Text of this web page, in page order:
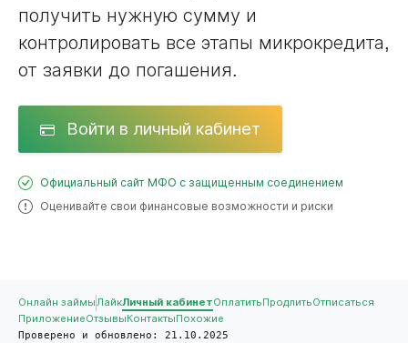
получить нужную сумму и
контролировать все этапы микрокредита,
от заявки до погашения.
Войти в личный кабинет
Официальный сайт МФО с защищенным соединением
Оценивайте свои финансовые возможности и риски
Онлайн займы ЛайкЛичный кабинетОплатить ПродлитьОтписаться
ПриложениеОтзывы Контакты Похожие
Проверено и обновлено: 21.10.2025